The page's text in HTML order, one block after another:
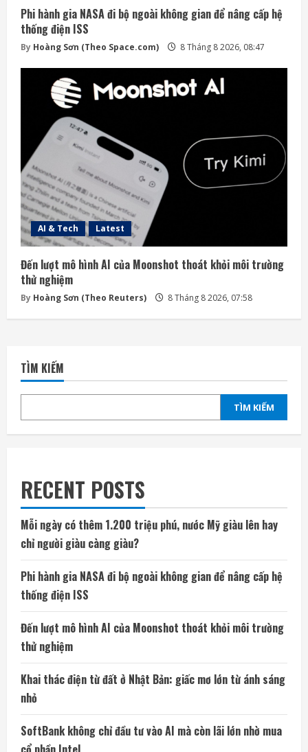
Phi hành gia NASA đi bộ ngoài không gian để nâng cấp hệ
thống điện ISS
By Hoàng Sơn (Theo Space.com) 8 Tháng 8 2026, 08:47
AI & Tech Latest
Đến lượt mô hình AI của Moonshot thoát khỏi môi trường
thử nghiệm
By Hoàng Sơn (Theo Reuters) 8 Tháng 8 2026, 07:58
TÌM KIẾM
TÌM KIẾM
RECENT POSTS
Mỗi ngày có thêm 1.200 triệu phú, nước Mỹ giàu lên hay
chỉ người giàu càng giàu?
Phi hành gia NASA đi bộ ngoài không gian để nâng cấp hệ
thống điện ISS
Đến lượt mô hình AI của Moonshot thoát khỏi môi trường
thử nghiệm
Khai thác điện từ đất ở Nhật Bản: giấc mơ lớn từ ánh sáng
nhỏ
SoftBank không chỉ đầu tư vào AI mà còn lãi lớn nhờ mua